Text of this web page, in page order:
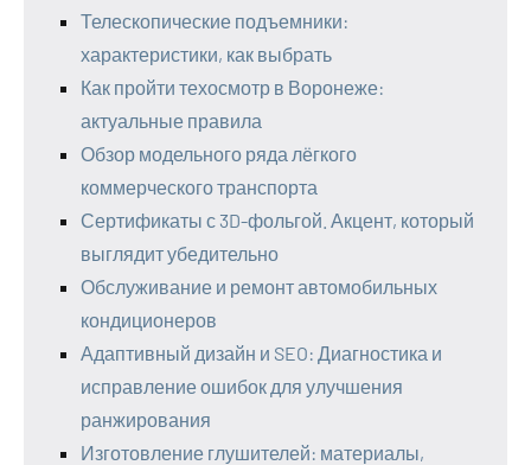
Телескопические подъемники:
характеристики, как выбрать
Как пройти техосмотр в Воронеже:
актуальные правила
Обзор модельного ряда лёгкого
коммерческого транспорта
Сертификаты с 3D-фольгой. Акцент, который
выглядит убедительно
Обслуживание и ремонт автомобильных
кондиционеров
Адаптивный дизайн и SEO: Диагностика и
исправление ошибок для улучшения
ранжирования
Изготовление глушителей: материалы,